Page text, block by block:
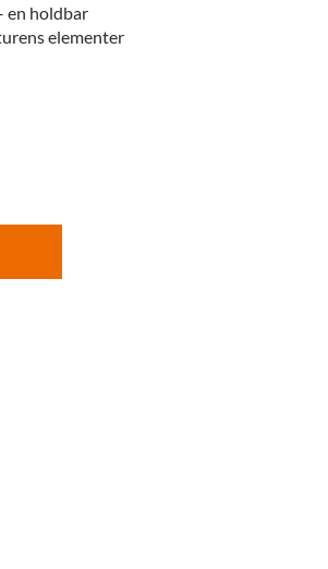
en holdbar
elementer